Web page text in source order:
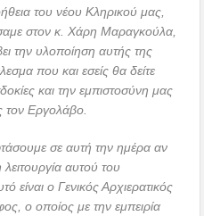
του νέου Κληρικού μας,
στον κ. Χάρη Μαραγκούλα,
την υλοποίηση αυτής της
που και εσείς θα δείτε
και την εμπιστοσύνη μας
τον Εργολάβο.
σε αυτή την ημέρα αν
αυτού του
είναι ο Γενικός Αρχιερατικός
ο οποίος με την εμπειρία